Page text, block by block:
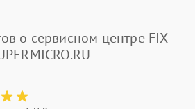
о сервисном центре FIX-